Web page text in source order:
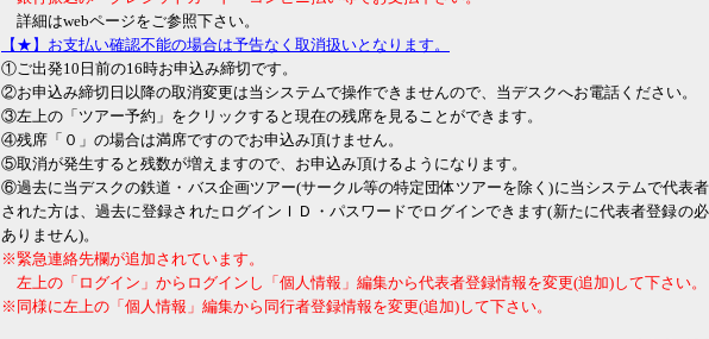
詳細はwebページをご参照下さい。
【★】お支払い確認不能の場合は予告なく取消扱いとなります。
①ご出発10日前の16時お申込み締切です。
②お申込み締切日以降の取消変更は当システムで操作できませんので、当デスクへお電話ください。
③左上の「ツアー予約」をクリックすると現在の残席を見ることができます。
④残席「０」の場合は満席ですのでお申込み頂けません。
⑤取消が発生すると残数が増えますので、お申込み頂けるようになります。
⑥過去に当デスクの鉄道・バス企画ツアー(サークル等の特定団体ツアーを除く)に当システムで代表
された方は、過去に登録されたログインＩＤ・パスワードでログインできます(新たに代表者登録の
ありません)。
※緊急連絡先欄が追加されています。
左上の「ログイン」からログインし「個人情報」編集から代表者登録情報を変更(追加)して下さい。
※同様に左上の「個人情報」編集から同行者登録情報を変更(追加)して下さい。